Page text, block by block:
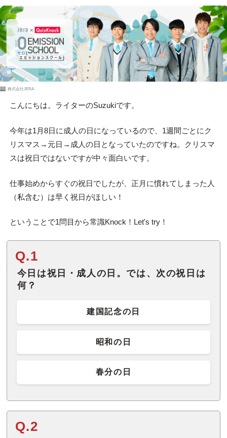
PR 株式会社JERA
こんにちは。ライターのSuzukiです。
今年は1月8日に成人の日になっているので、1週間ごとにク
リスマス→元日→成人の日となっていたのですね。クリスマ
スは祝日ではないですが中々面白いです。
仕事始めからすぐの祝日でしたが、正月に慣れてしまった人
（私含む）は早く祝日がほしい！
ということで1問目から常識Knock！Let's try！
Q.1
今日は祝日・成人の日。では、次の祝日は
何？
建国記念の日
昭和の日
春分の日
Q.2